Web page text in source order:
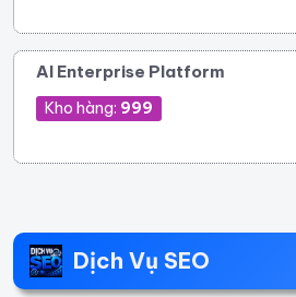
AI Enterprise Platform
Kho hàng: 999
Dịch Vụ SEO